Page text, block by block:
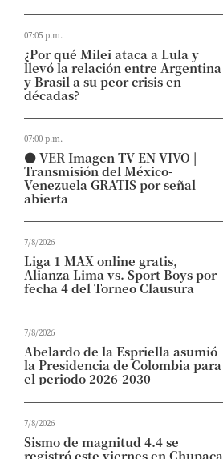
07:05 p.m.
¿Por qué Milei ataca a Lula y
llevó la relación entre Argentina
y Brasil a su peor crisis en
décadas?
07:00 p.m.
⚫ VER Imagen TV EN VIVO |
Transmisión del México-
Venezuela GRATIS por señal
abierta
7/8/2026
Liga 1 MAX online gratis,
Alianza Lima vs. Sport Boys por
fecha 4 del Torneo Clausura
7/8/2026
Abelardo de la Espriella asumió
la Presidencia de Colombia para
el periodo 2026-2030
7/8/2026
Sismo de magnitud 4.4 se
registró este viernes en Chupaca